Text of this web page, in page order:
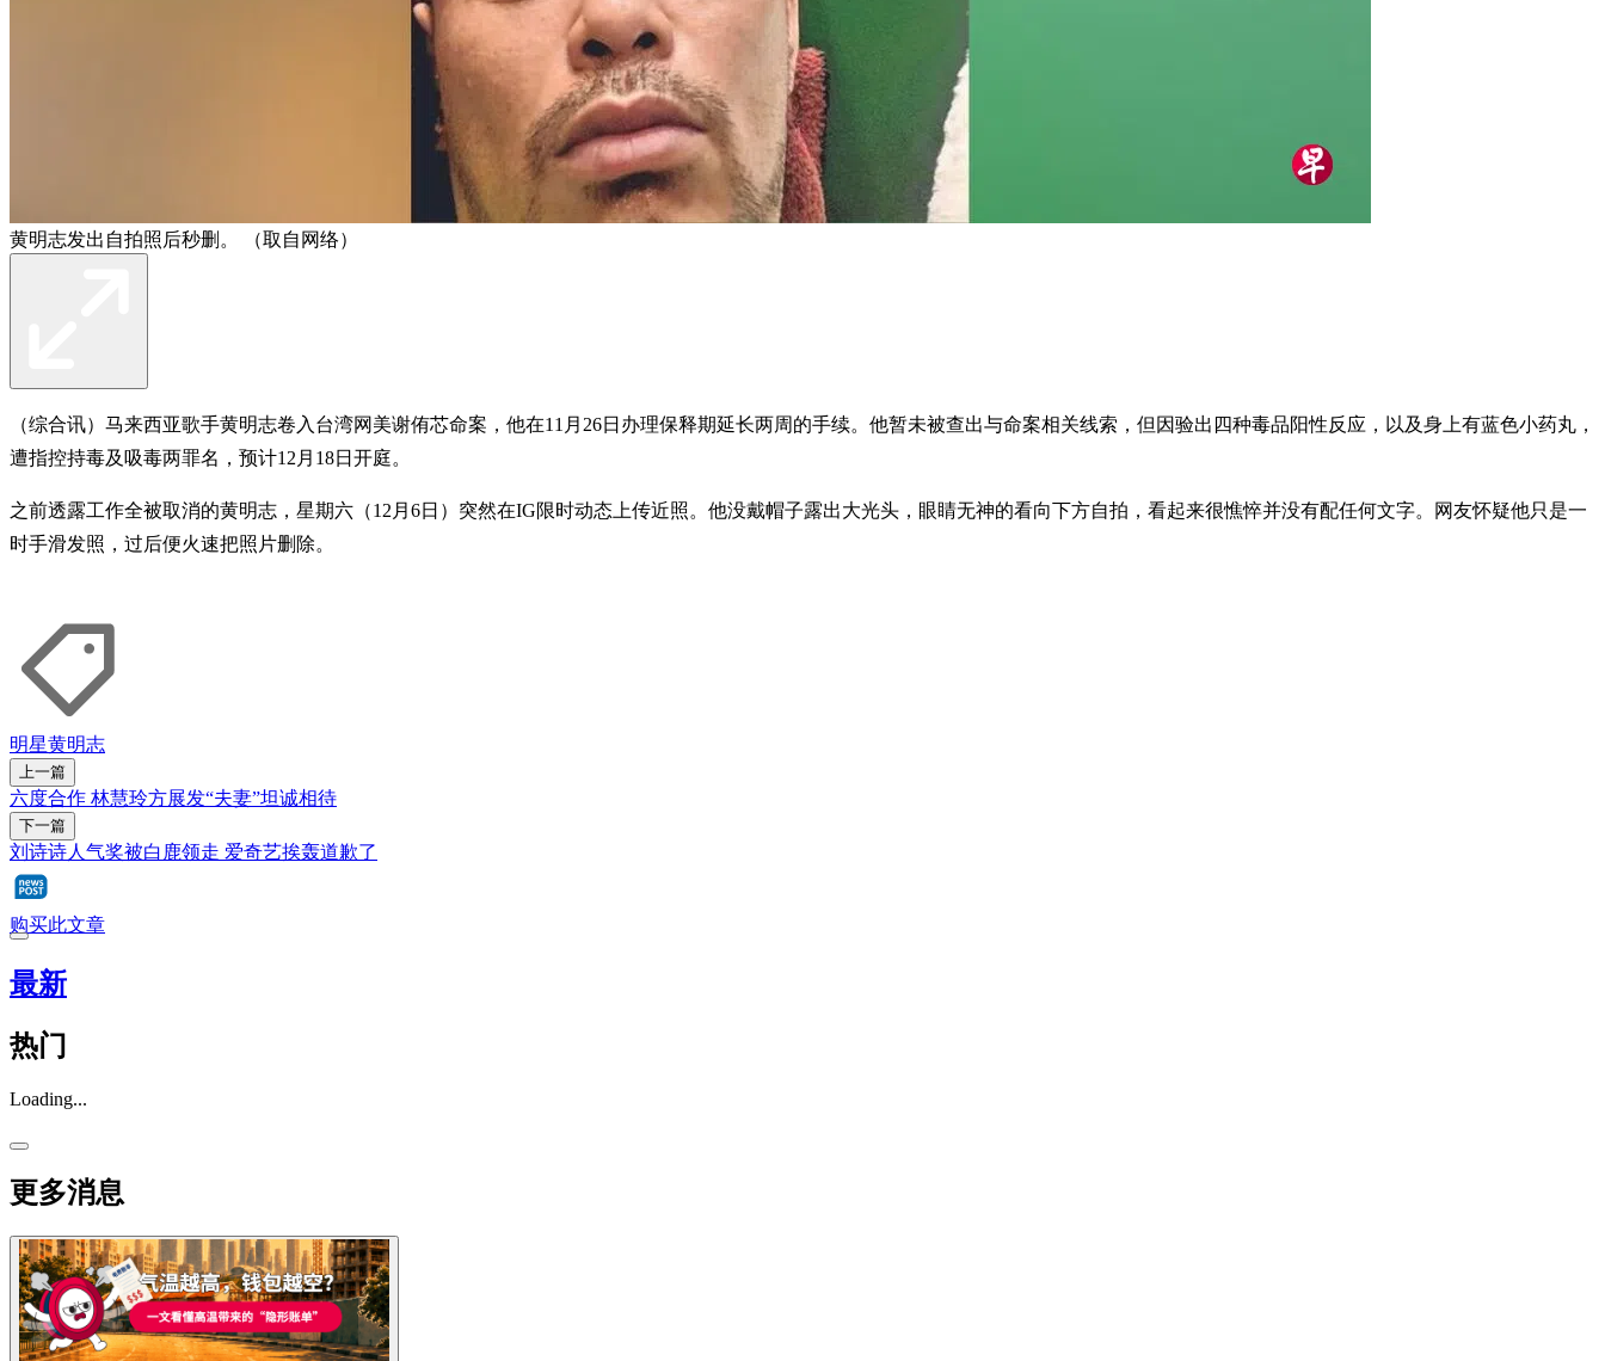
黄明志发出自拍照后秒删。 （取自网络）
（综合讯）马来西亚歌手黄明志卷入台湾网美谢侑芯命案，他在11月26日办理保释期延长两周的手续。他暂未被查出与命案相关线索，但因验出四种毒品阳性反应，以及身上有蓝色小药丸，
遭指控持毒及吸毒两罪名，预计12月18日开庭。
之前透露工作全被取消的黄明志，星期六（12月6日）突然在IG限时动态上传近照。他没戴帽子露出大光头，眼睛无神的看向下方自拍，看起来很憔悴并没有配任何文字。网友怀疑他只是一
时手滑发照，过后便火速把照片删除。
明星黄明志
上一篇
六度合作 林慧玲方展发“夫妻”坦诚相待
下一篇
刘诗诗人气奖被白鹿领走 爱奇艺挨轰道歉了
购买此文章
最新
热门
Loading...
更多消息